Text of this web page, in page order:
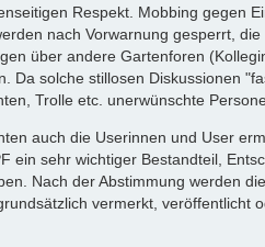
Respekt. Mobbing gegen
nach Vorwarnung gesperrt,
über andere Gartenforen
Da solche stillosen Diskussionen
Trolle etc. unerwünschte
auch die Userinnen und User
ein sehr wichtiger Bestandteil,
Nach der Abstimmung werden
vermerkt, veröffentlicht